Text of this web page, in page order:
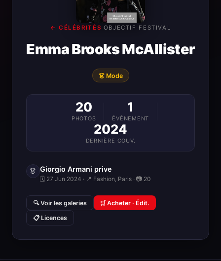
← CÉLÉBRITÉS· OBJECTIF FESTIVAL
Emma Brooks McAllister
👗 Mode
20
PHOTOS
1
ÉVÉNEMENT
2024
DERNIÈRE COUV.
👗 Giorgio Armani prive
🗓 27 Jun 2024 · 📍 Fashion, Paris · 📷 20
🔍 Voir les galeries 🛒 Acheter · Édit.
📋 Licences